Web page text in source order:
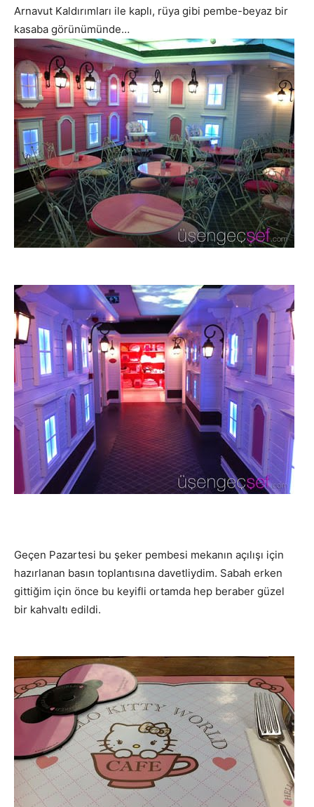
Arnavut Kaldırımları ile kaplı, rüya gibi pembe-beyaz bir
kasaba görünümünde…
Geçen Pazartesi bu şeker pembesi mekanın açılışı için
hazırlanan basın toplantısına davetliydim. Sabah erken
gittiğim için önce bu keyifli ortamda hep beraber güzel
bir kahvaltı edildi.